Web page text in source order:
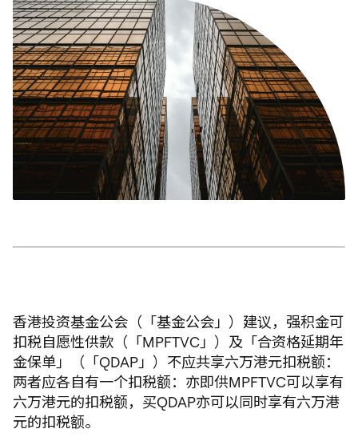
香港投资基金公会（「基金公会」）建议，强积金可
扣税自愿性供款（「MPFTVC」）及「合资格延期年
金保单」（「QDAP」）不应共享六万港元扣税额：
两者应各自有一个扣税额：亦即供MPFTVC可以享有
六万港元的扣税额，买QDAP亦可以同时享有六万港
元的扣税额。